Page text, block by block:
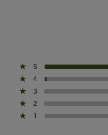
5
4
3
2
1